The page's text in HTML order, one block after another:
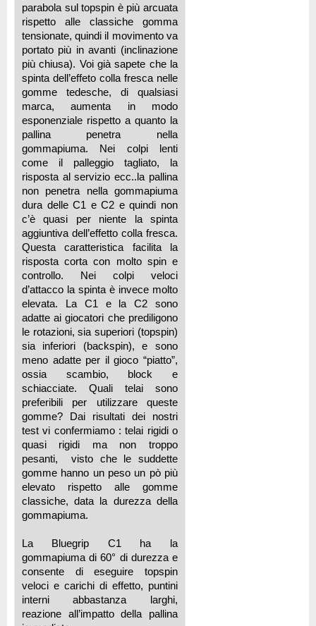
parabola sul topspin è più arcuata
rispetto alle classiche gomma
tensionate, quindi il movimento va
portato più in avanti (inclinazione
più chiusa). Voi già sapete che la
spinta dell’effeto colla fresca nelle
gomme tedesche, di qualsiasi
marca, aumenta in modo
esponenziale rispetto a quanto la
pallina penetra nella
gommapiuma. Nei colpi lenti
come il palleggio tagliato, la
risposta al servizio ecc..la pallina
non penetra nella gommapiuma
dura delle C1 e C2 e quindi non
c’è quasi per niente la spinta
aggiuntiva dell’effetto colla fresca.
Questa caratteristica facilita la
risposta corta con molto spin e
controllo. Nei colpi veloci
d’attacco la spinta è invece molto
elevata. La C1 e la C2 sono
adatte ai giocatori che prediligono
le rotazioni, sia superiori (topspin)
sia inferiori (backspin), e sono
meno adatte per il gioco “piatto”,
ossia scambio, block e
schiacciate. Quali telai sono
preferibili per utilizzare queste
gomme? Dai risultati dei nostri
test vi confermiamo : telai rigidi o
quasi rigidi ma non troppo
pesanti, visto che le suddette
gomme hanno un peso un pò più
elevato rispetto alle gomme
classiche, data la durezza della
gommapiuma.
La Bluegrip C1 ha la
gommapiuma di 60° di durezza e
consente di eseguire topspin
veloci e carichi di effetto, puntini
interni abbastanza larghi,
reazione all’impatto della pallina